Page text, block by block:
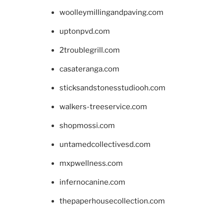
woolleymillingandpaving.com
uptonpvd.com
2troublegrill.com
casateranga.com
sticksandstonesstudiooh.com
walkers-treeservice.com
shopmossi.com
untamedcollectivesd.com
mxpwellness.com
infernocanine.com
thepaperhousecollection.com